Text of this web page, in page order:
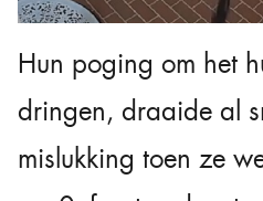
Hun poging om het
dringen, draaide al
mislukking toen ze